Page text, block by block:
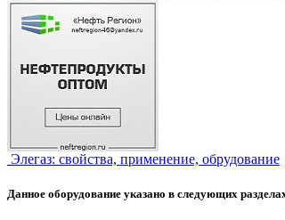
Элегаз: свойства, применение, обрудование
Данное оборудование указано в следующих